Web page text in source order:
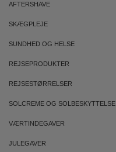
AFTERSHAVE
SKÆGPLEJE
SUNDHED OG HELSE
REJSEPRODUKTER
REJSESTØRRELSER
SOLCREME OG SOLBESKYTTELSE
VÆRTINDEGAVER
JULEGAVER